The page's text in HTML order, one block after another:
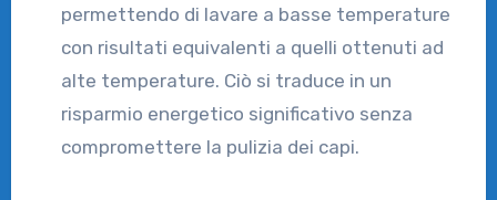
permettendo di lavare a basse temperature
con risultati equivalenti a quelli ottenuti ad
alte temperature. Ciò si traduce in un
risparmio energetico significativo senza
compromettere la pulizia dei capi.